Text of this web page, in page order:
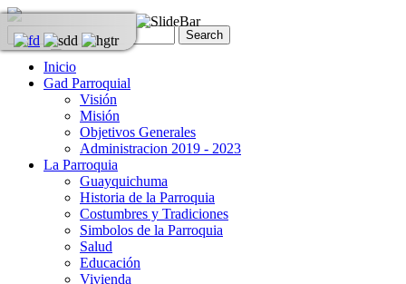
Inicio
Gad Parroquial
Visión
Misión
Objetivos Generales
Administracion 2019 - 2023
La Parroquia
Guayquichuma
Historia de la Parroquia
Costumbres y Tradiciones
Simbolos de la Parroquia
Salud
Educación
Vivienda